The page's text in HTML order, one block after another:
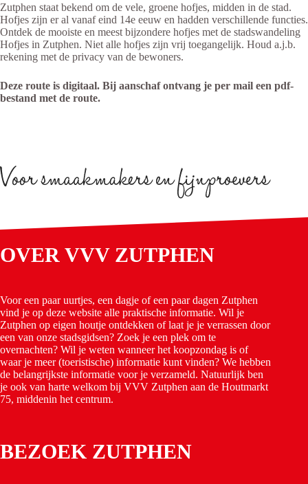
Zutphen staat bekend om de vele, groene hofjes, midden in de stad.
Hofjes zijn er al vanaf eind 14e eeuw en hadden verschillende functies.
Ontdek de mooiste en meest bijzondere hofjes met de stadswandeling
Hofjes in Zutphen. Niet alle hofjes zijn vrij toegangelijk. Houd a.j.b.
rekening met de privacy van de bewoners.
Deze route is digitaal. Bij aanschaf ontvang je per mail een pdf-
bestand met de route.
OVER VVV ZUTPHEN
Voor een paar uurtjes, een dagje of een paar dagen Zutphen
vind je op deze website alle praktische informatie. Wil je
Zutphen op eigen houtje ontdekken of laat je je verrassen door
een van onze stadsgidsen? Zoek je een plek om te
overnachten? Wil je weten wanneer het koopzondag is of
waar je meer (toeristische) informatie kunt vinden? We hebben
de belangrijkste informatie voor je verzameld. Natuurlijk ben
je ook van harte welkom bij VVV Zutphen aan de Houtmarkt
75, middenin het centrum.
BEZOEK ZUTPHEN